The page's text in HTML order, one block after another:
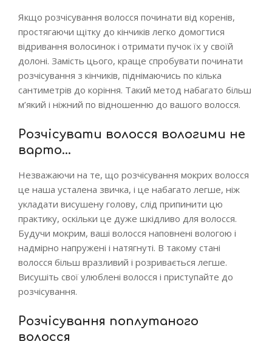
Якщо розчісування волосся починати від коренів,
простягаючи щітку до кінчиків легко домогтися
відривання волосинок і отримати пучок їх у своїй
долоні. Замість цього, краще спробувати починати
розчісування з кінчиків, піднімаючись по кілька
сантиметрів до коріння. Такий метод набагато більш
м’який і ніжний по відношенню до вашого волосся.
Розчісувати волосся вологими не
варто…
Незважаючи на те, що розчісування мокрих волосся
це наша усталена звичка, і це набагато легше, ніж
укладати висушену голову, слід припинити цю
практику, оскільки це дуже шкідливо для волосся.
Будучи мокрим, ваші волосся наповнені вологою і
надмірно напружені і натягнуті. В такому стані
волосся більш вразливий і розривається легше.
Висушіть свої улюблені волосся і приступайте до
розчісування.
Розчісування поплутаного
волосся